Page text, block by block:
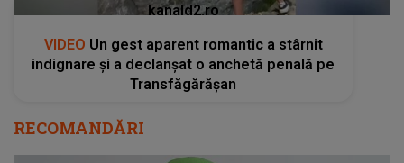
kanald2.ro
VIDEO Un gest aparent romantic a stârnit
indignare și a declanșat o anchetă penală pe
Transfăgărășan
RECOMANDĂRI